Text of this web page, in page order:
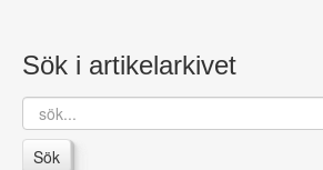
Sök i artikelarkivet
sök...
Sök